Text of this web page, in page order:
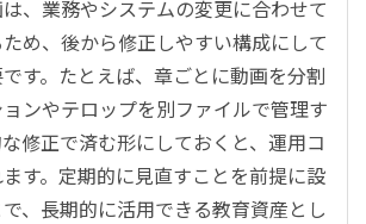
、業務やシステムの変更に合わせて
め、後から修正しやすい構成にして
す。たとえば、章ごとに動画を分割
ンやテロップを別ファイルで管理す
修正で済む形にしておくと、運用コ
す。定期的に見直すことを前提に設
、長期的に活用できる教育資産とし